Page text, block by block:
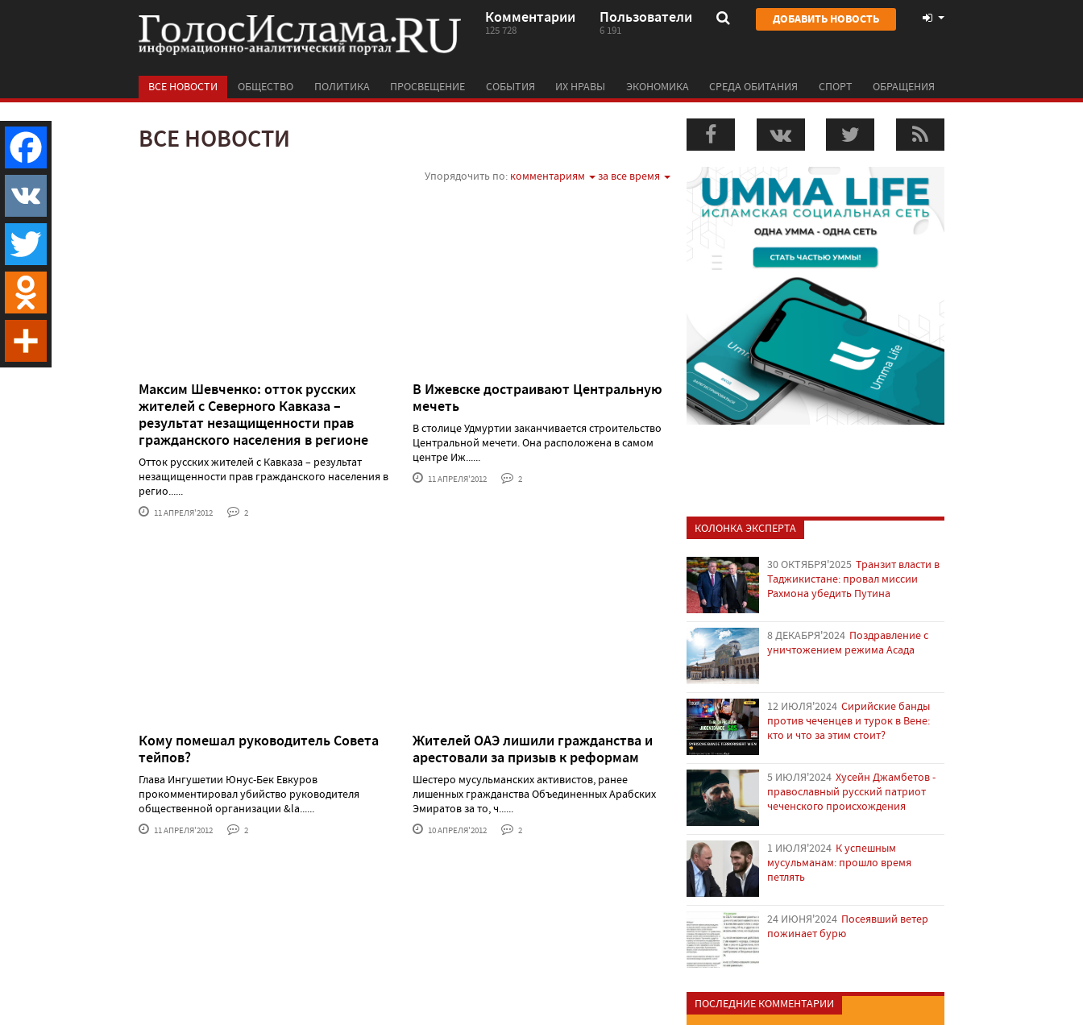
Комментарии
125 728
Пользователи
6 191
ДОБАВИТЬ НОВОСТЬ
ВСЕ НОВОСТИ ОБЩЕСТВО ПОЛИТИКА ПРОСВЕЩЕНИЕ СОБЫТИЯ ИХ НРАВЫ ЭКОНОМИКА СРЕДА ОБИТАНИЯ СПОРТ ОБРАЩЕНИЯ
ВСЕ НОВОСТИ
Упорядочить по: комментариям за все время
Максим Шевченко: отток русских
жителей с Северного Кавказа –
результат незащищенности прав
гражданского населения в регионе
Отток русских жителей с Кавказа – результат
незащищенности прав гражданского населения в
регио......
11 АПРЕЛЯ'2012 2
В Ижевске достраивают Центральную
мечеть
В столице Удмуртии заканчивается строительство
Центральной мечети. Она расположена в самом
центре Иж......
11 АПРЕЛЯ'2012 2
Кому помешал руководитель Совета
тейпов?
Глава Ингушетии Юнус-Бек Евкуров
прокомментировал убийство руководителя
общественной организации &la......
11 АПРЕЛЯ'2012 2
Жителей ОАЭ лишили гражданства и
арестовали за призыв к реформам
Шестеро мусульманских активистов, ранее
лишенных гражданства Объединенных Арабских
Эмиратов за то, ч......
10 АПРЕЛЯ'2012 2
КОЛОНКА ЭКСПЕРТА
30 ОКТЯБРЯ'2025 Транзит власти в
Таджикистане: провал миссии
Рахмона убедить Путина
8 ДЕКАБРЯ'2024 Поздравление с
уничтожением режима Асада
12 ИЮЛЯ'2024 Сирийские банды
против чеченцев и турок в Вене:
кто и что за этим стоит?
5 ИЮЛЯ'2024 Хусейн Джамбетов -
православный русский патриот
чеченского происхождения
1 ИЮЛЯ'2024 К успешным
мусульманам: прошло время
петлять
24 ИЮНЯ'2024 Посеявший ветер
пожинает бурю
ПОСЛЕДНИЕ КОММЕНТАРИИ
Facebook
VK
Twitter
Odnoklassniki